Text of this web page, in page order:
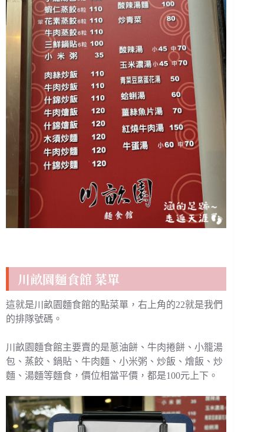
川畝園麵食館 菜單
這就是川畝園麵食館的點菜單，右上角的22就是我們
的排隊號碼。
川畝園麵食館主要賣的是蔥油餅、牛肉捲餅、小籠湯
包、蒸餃、鍋貼、牛肉麵、小米粥、炒飯、燴飯、炒
麵、湯麵等麵食，價位相當平價，都是100元上下。